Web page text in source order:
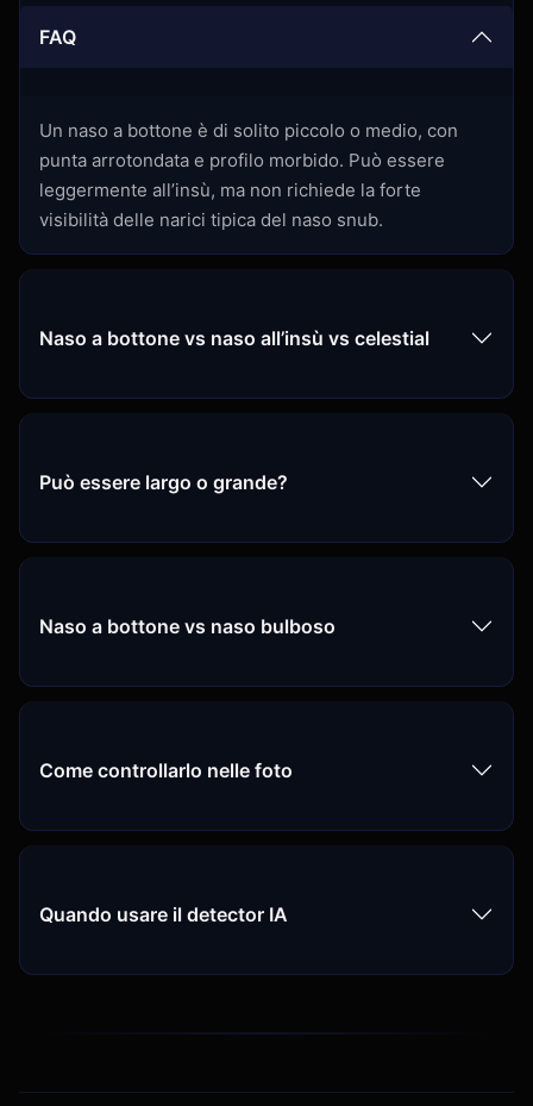
FAQ
Un naso a bottone è di solito piccolo o medio, con
punta arrotondata e profilo morbido. Può essere
leggermente all’insù, ma non richiede la forte
visibilità delle narici tipica del naso snub.
Naso a bottone vs naso all’insù vs celestial
Può essere largo o grande?
Naso a bottone vs naso bulboso
Come controllarlo nelle foto
Quando usare il detector IA